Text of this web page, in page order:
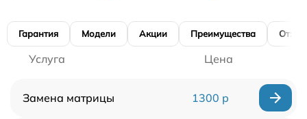
Гарантия Модели Акции Преимущества
Услуга Цена
Замена матрицы 1300 р